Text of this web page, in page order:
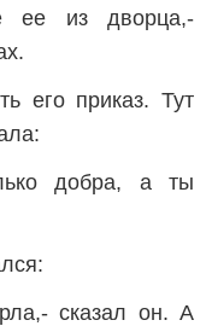
ее из дворца,-
его приказ. Тут
добра, а ты
сказал он. А